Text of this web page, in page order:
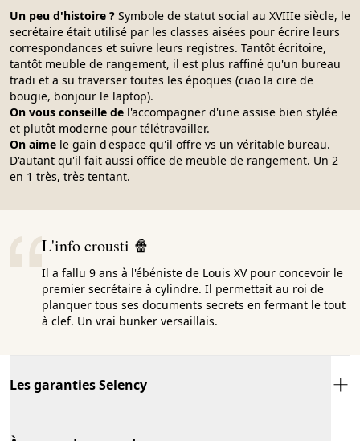
Un peu d'histoire ? Symbole de statut social au XVIIIe siècle, le
secrétaire était utilisé par les classes aisées pour écrire leurs
correspondances et suivre leurs registres. Tantôt écritoire,
tantôt meuble de rangement, il est plus raffiné qu'un bureau
tradi et a su traverser toutes les époques (ciao la cire de
bougie, bonjour le laptop).
On vous conseille de l'accompagner d'une assise bien stylée
et plutôt moderne pour télétravailler.
On aime le gain d'espace qu'il offre vs un véritable bureau.
D'autant qu'il fait aussi office de meuble de rangement. Un 2
en 1 très, très tentant.
L'info crousti 🍿
Il a fallu 9 ans à l'ébéniste de Louis XV pour concevoir le
premier secrétaire à cylindre. Il permettait au roi de
planquer tous ses documents secrets en fermant le tout
à clef. Un vrai bunker versaillais.
Les garanties Selency